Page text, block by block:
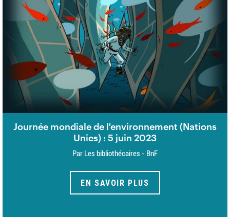
Journée mondiale de l'environnement (Nations
Unies) : 5 juin 2023
Par Les bibliothécaires - BnF
EN SAVOIR PLUS